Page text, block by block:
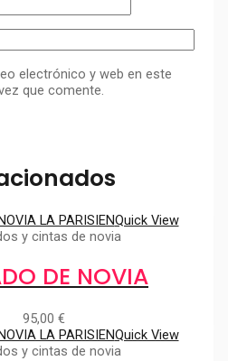
electrónico y web en este
que comente.
Quick View
y cintas de novia
DE NOVIA
95,00 €
Quick View
y cintas de novia